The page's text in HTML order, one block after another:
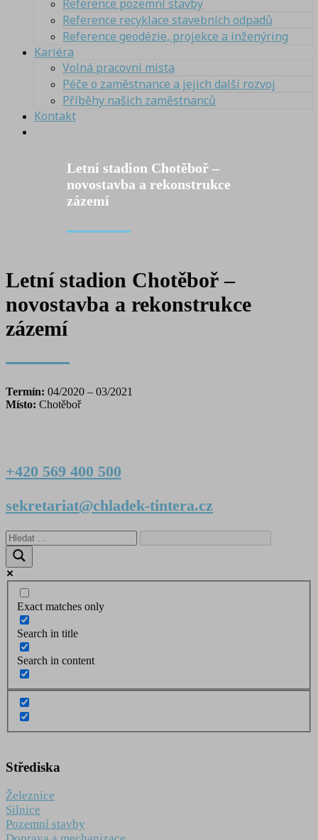
Reference pozemní stavby
Reference recyklace stavebních odpadů
Reference geodézie, projekce a inženýring
Kariéra
Volná pracovní místa
Péče o zaměstnance a jejich další rozvoj
Příběhy našich zaměstnanců
Kontakt
Letní stadion Chotěboř –
novostavba a rekonstrukce
zázemí
Letní stadion Chotěboř –
novostavba a rekonstrukce
zázemí
Termín: 04/2020 – 03/2021
Místo: Chotěboř
+420 569 400 500
sekretariat@chladek-tintera.cz
Exact matches only
Search in title
Search in content
Střediska
Železnice
Silnice
Pozemní stavby